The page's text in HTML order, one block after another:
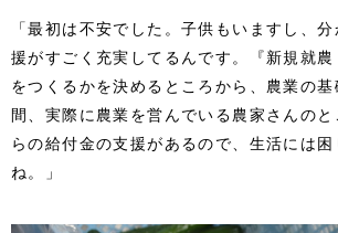
「最初は不安でした。子供もいますし、
援がすごく充実してるんです。『新規就
をつくるかを決めるところから、農業の
間、実際に農業を営んでいる農家さんの
らの給付金の支援があるので、生活には
ね。」